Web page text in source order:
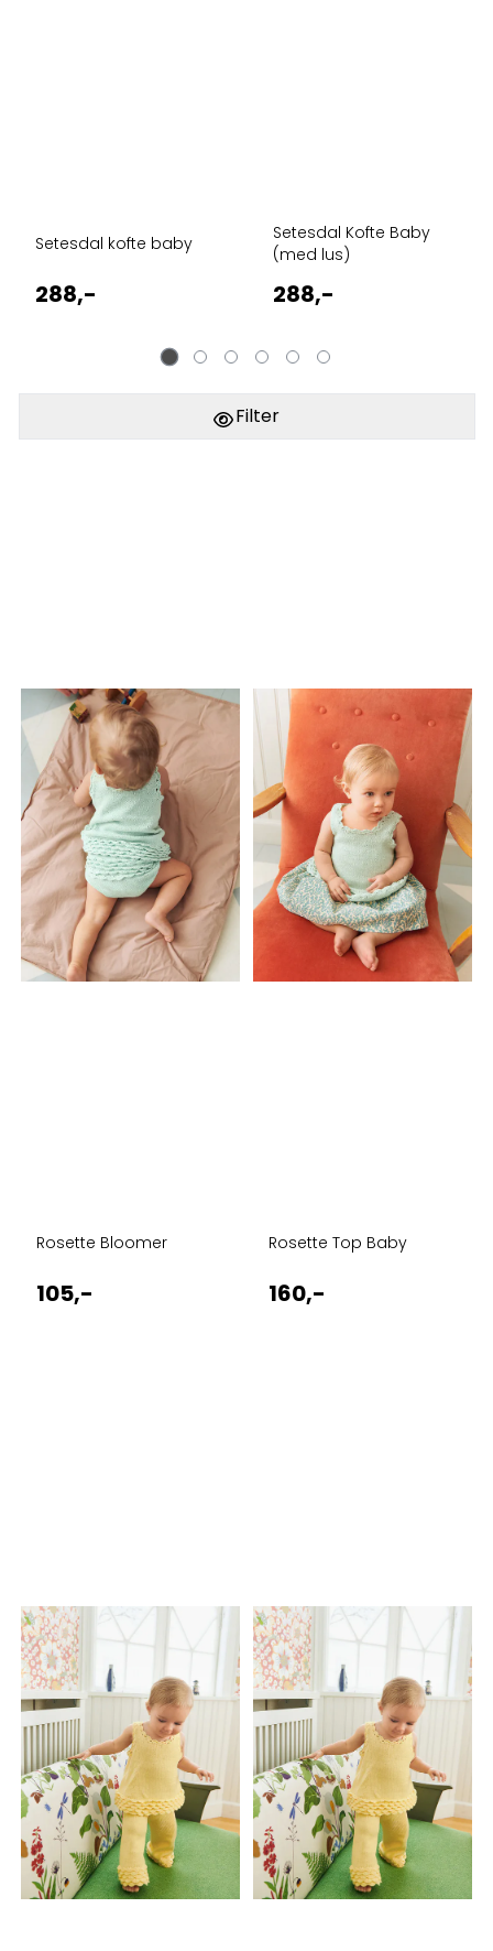
Setesdal kofte baby
288,-
Setesdal Kofte Baby
(med lus)
288,-
Filter
Rosette Bloomer
105,-
Rosette Top Baby
160,-